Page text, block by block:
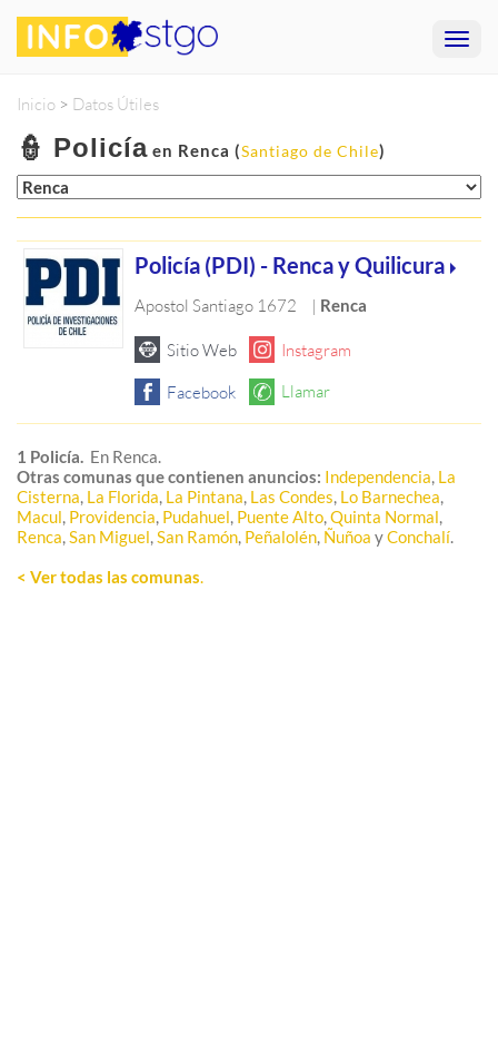
Inicio > Datos Útiles
👮 Policía en Renca (Santiago de Chile)
Policía (PDI) - Renca y Quilicura
Apostol Santiago 1672 | Renca
1 Policía. En Renca.
Otras comunas que contienen anuncios: Independencia, La
Cisterna, La Florida, La Pintana, Las Condes, Lo Barnechea,
Macul, Providencia, Pudahuel, Puente Alto,Quinta Normal,
Renca,San Miguel,San Ramón, Peñalolén, Ñuñoa yConchalí.
< Ver todas las comunas.